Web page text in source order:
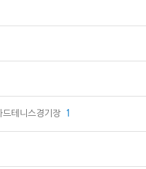
테니스경기장 1